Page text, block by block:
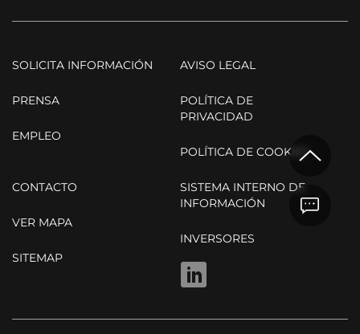
SOLICITA INFORMACIÓN
PRENSA
EMPLEO
AVISO LEGAL
POLÍTICA DE
PRIVACIDAD
POLÍTICA DE COOKIES
CONTACTO
VER MAPA
SITEMAP
SISTEMA INTERNO DE
INFORMACIÓN
INVERSORES
LINKEDIN